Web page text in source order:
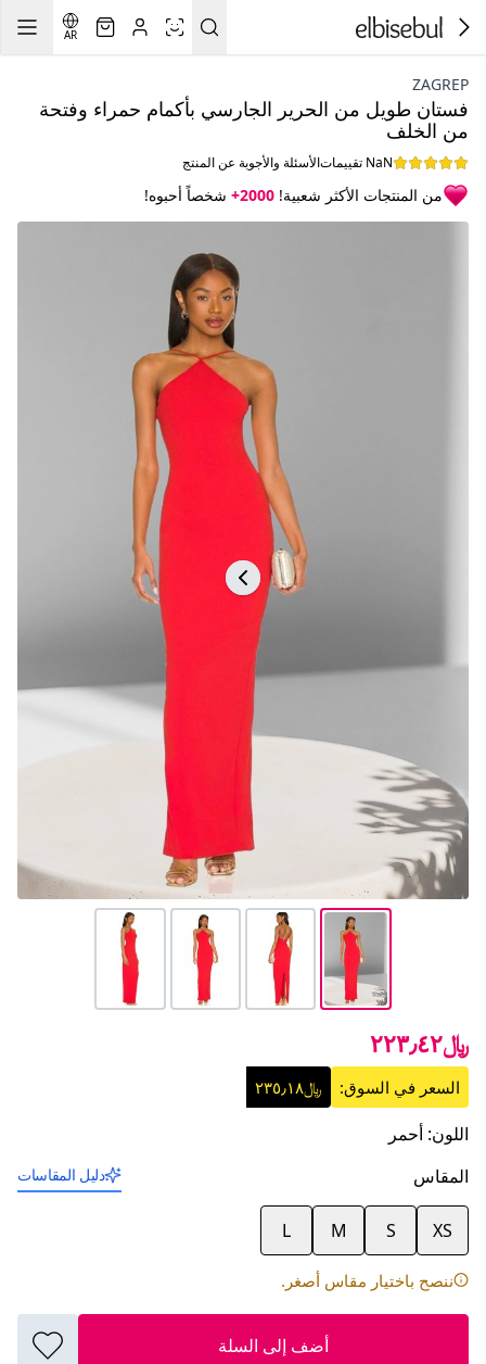
AR
ZAGREP
فستان طويل من الحرير الجارسي بأكمام حمراء وفتحة
من الخلف
NaN تقييمات الأسئلة والأجوبة عن المنتج
من المنتجات الأكثر شعبية! 2000+ شخصاً أحبوه!
﷼٢٢٣٫٤٢
السعر في السوق: ﷼٢٣٥٫١٨
اللون: أحمر
المقاس
دليل المقاسات
XS
S
M
L
ننصح باختيار مقاس أصغر.
أضف إلى السلة